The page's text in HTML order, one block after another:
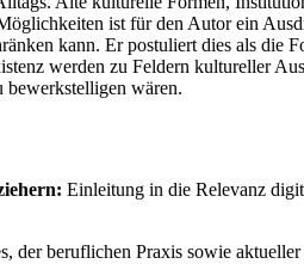
ist für den Autor ein
kann. Er postuliert dies als
werden zu Feldern kultureller
bewerkstelligen wären.
Einleitung in die Relevanz
der beruflichen Praxis sowie